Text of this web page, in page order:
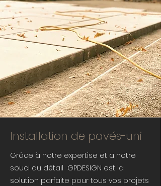
Installation de pavés-uni
Grâce à notre expertise et a notre
souci du détail GPDESIGN est la
solution parfaite pour tous vos projets